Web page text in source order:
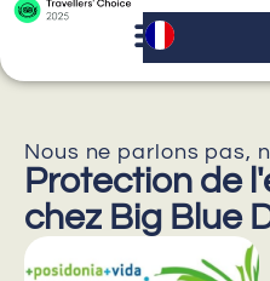
Nous ne parlons pas,
Protection de
chez Big Blue